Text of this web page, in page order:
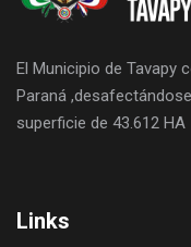
El Municipio de Tavapy
Paraná
superficie de 43.612 HA
Links